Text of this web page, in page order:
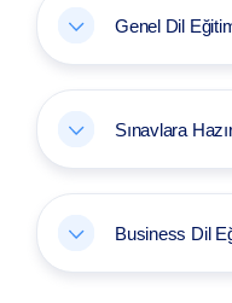
Genel Dil
Sınavlara
Business Dil